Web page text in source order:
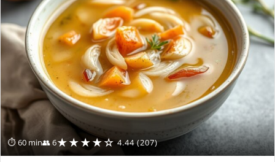
⏱ 60 min👥 6★★★★☆ 4.44 (207)